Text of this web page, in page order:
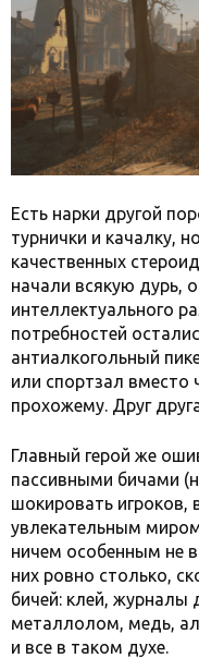
Есть нарки другой
турнички и качалку,
качественных
начали всякую дурь,
интеллектуального
потребностей
антиалкогольный
или спортзал вместо
прохожему. Друг
Главный герой же
пассивными бичами
шокировать игроков,
увлекательным
ничем особенным не
них ровно столько,
бичей: клей, журналы
металлолом, медь,
и все в таком духе.